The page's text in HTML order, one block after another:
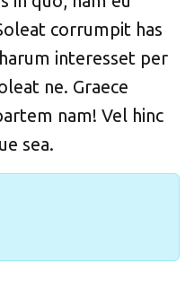
corrumpit has
interesset per
ne. Graece
nam! Vel hinc
sea.